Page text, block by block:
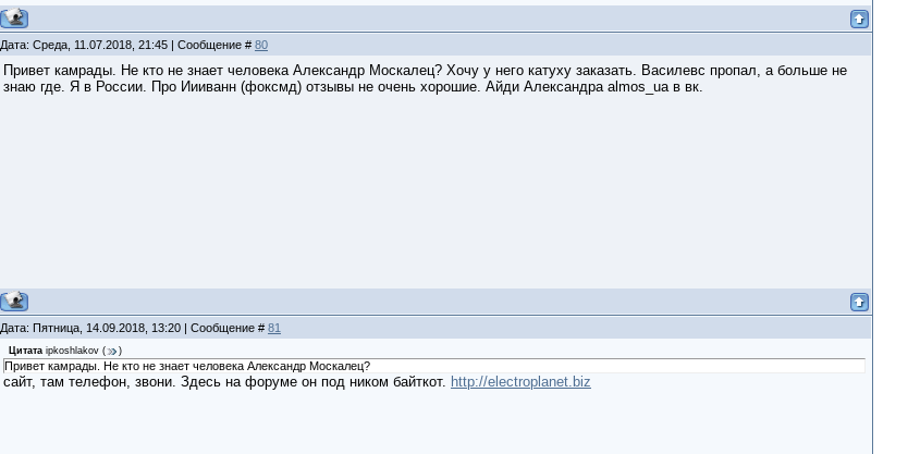
Дата: Среда, 11.07.2018, 21:45 | Сообщение # 80
Привет камрады. Не кто не знает человека Александр Москалец? Хочу у него катуху заказать. Василевс пропал, а больше не
знаю где. Я в России. Про Иииванн (фоксмд) отзывы не очень хорошие. Айди Александра almos_ua в вк.
Дата: Пятница, 14.09.2018, 13:20 | Сообщение # 81
Цитата ipkoshlakov( )
Привет камрады. Не кто не знает человека Александр Москалец?
сайт, там телефон, звони. Здесь на форуме он под ником байткот. http://electroplanet.biz